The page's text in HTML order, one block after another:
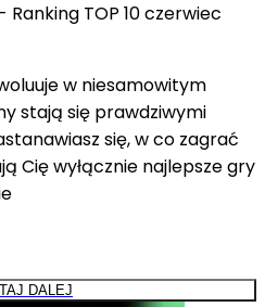
TOP 10 czerwiec
w niesamowitym
stają się prawdziwymi
się, w co zagrać
Cię wyłącznie najlepsze gry
DALEJ